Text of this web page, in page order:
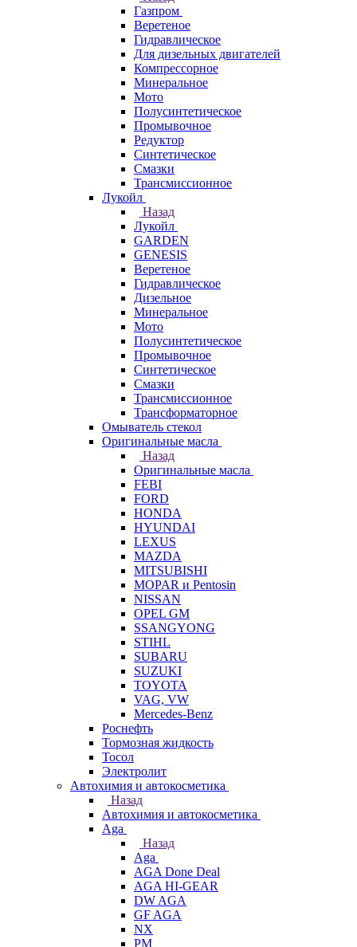
Газпром
Веретеное
Гидравлическое
Для дизельных двигателей
Компрессорное
Минеральное
Мото
Полусинтетическое
Промывочное
Редуктор
Синтетическое
Смазки
Трансмиссионное
Лукойл
Назад
Лукойл
GARDEN
GENESIS
Веретеное
Гидравлическое
Дизельное
Минеральное
Мото
Полусинтетическое
Промывочное
Синтетическое
Смазки
Трансмиссионное
Трансформаторное
Омыватель стекол
Оригинальные масла
Назад
Оригинальные масла
FEBI
FORD
HONDA
HYUNDAI
LEXUS
MAZDA
MITSUBISHI
MOPAR и Pentosin
NISSAN
OPEL GM
SSANGYONG
STIHL
SUBARU
SUZUKI
TOYOTA
VAG, VW
Мercedes-Benz
Роснефть
Тормозная жидкость
Тосол
Электролит
Автохимия и автокосметика
Назад
Автохимия и автокосметика
Aga
Назад
Aga
AGA Done Deal
AGA HI-GEAR
DW AGA
GF AGA
NX
PM